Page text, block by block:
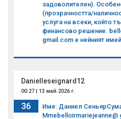
задоволителен).
(прозрачността/
услуга на всеки, който
финансово решение.
gmail.com е нейният
Danielleseignard12
00:27 | 13 май 2026 г.
36
Име: Даниел
Mmebelloirmariejeanne@